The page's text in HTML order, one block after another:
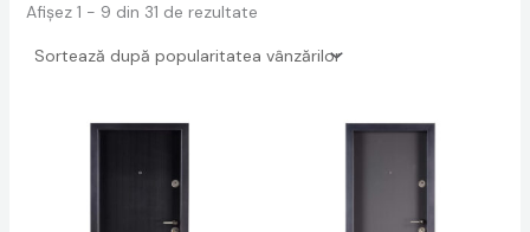
Afișez 1 - 9 din 31 de rezultate